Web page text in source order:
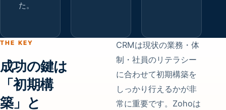
た。
THE KEY
成功の鍵は
「初期構
築」と
CRMは現状の業務・体
制・社員のリテラシー
に合わせて初期構築を
しっかり行えるかが非
常に重要です。Zohoは